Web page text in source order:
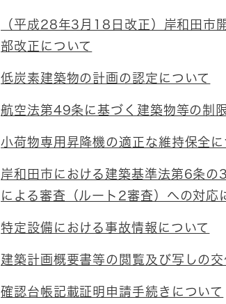
（平成28年3月18日改正）岸和田市
部改正について
低炭素建築物の計画の認定について
航空法第49条に基づく建築物等の制
小荷物専用昇降機の適正な維持保全に
岸和田市における建築基準法第6条
による審査（ルート2審査）への対応
特定設備における事故情報について
建築計画概要書等の閲覧及び写しの交
確認台帳記載証明申請手続きについて